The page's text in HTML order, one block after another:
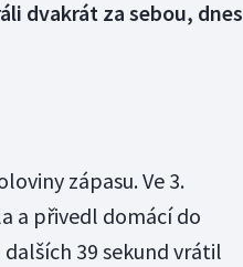
dvakrát za sebou, dnes
zápasu. Ve 3.
a přivedl domácí do
39 sekund vrátil